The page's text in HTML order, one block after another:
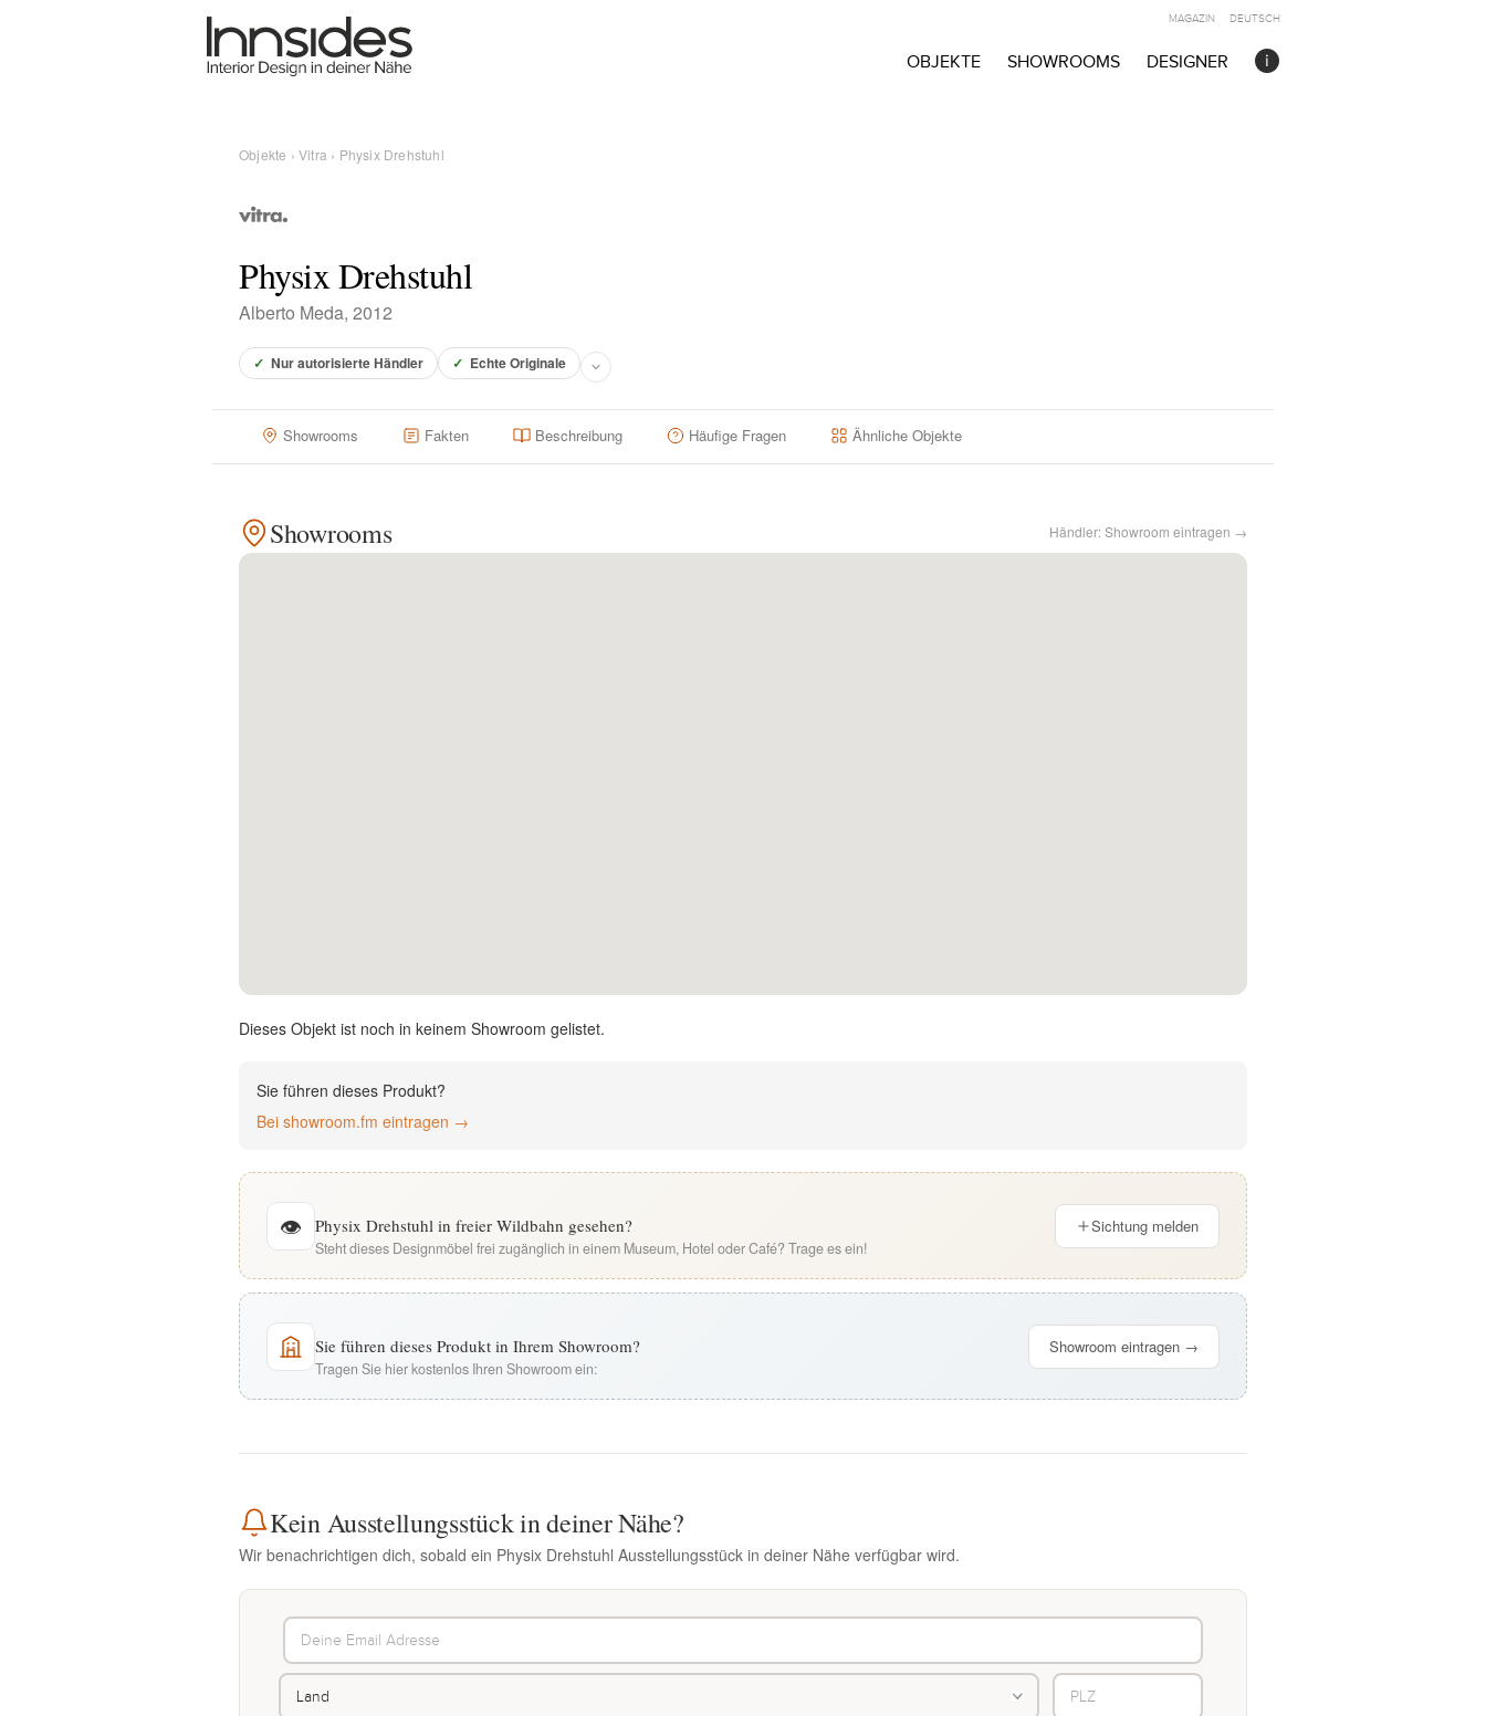
OBJEKTE SHOWROOMS DESIGNER
MAGAZIN DEUTSCH
Objekte ›Vitra › Physix Drehstuhl
Physix Drehstuhl
Alberto Meda, 2012
✓ Nur autorisierte Händler ✓ Echte Originale
Showrooms Fakten Beschreibung Häufige Fragen Ähnliche Objekte
Showrooms Händler: Showroom eintragen →
Dieses Objekt ist noch in keinem Showroom gelistet.
Sie führen dieses Produkt?
Bei showroom.fm eintragen →
👁 Physix Drehstuhl in freier Wildbahn gesehen?
Steht dieses Designmöbel frei zugänglich in einem Museum, Hotel oder Café? Trage es ein!
Sichtung melden
Sie führen dieses Produkt in Ihrem Showroom?
Tragen Sie hier kostenlos Ihren Showroom ein:
Showroom eintragen →
Kein Ausstellungsstück in deiner Nähe?
Wir benachrichtigen dich, sobald ein Physix Drehstuhl Ausstellungsstück in deiner Nähe verfügbar wird.